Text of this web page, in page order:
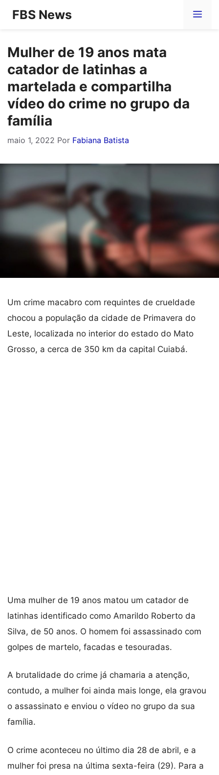
Pular
conteúdo
FBS News
Mulher de 19 anos mata
catador de latinhas a
martelada e compartilha
vídeo do crime no grupo da
família
maio 1, 2022 Por Fabiana Batista
Um crime macabro com requintes de crueldade
chocou a população da cidade de Primavera do
Leste, localizada no interior do estado do Mato
Grosso, a cerca de 350 km da capital Cuiabá.
Uma mulher de 19 anos matou um catador de
latinhas identificado como Amarildo Roberto da
Silva, de 50 anos. O homem foi assassinado com
golpes de martelo, facadas e tesouradas.
A brutalidade do crime já chamaria a atenção,
contudo, a mulher foi ainda mais longe, ela gravou
o assassinato e enviou o vídeo no grupo da sua
família.
O crime aconteceu no último dia 28 de abril, e a
mulher foi presa na última sexta-feira (29). Para a